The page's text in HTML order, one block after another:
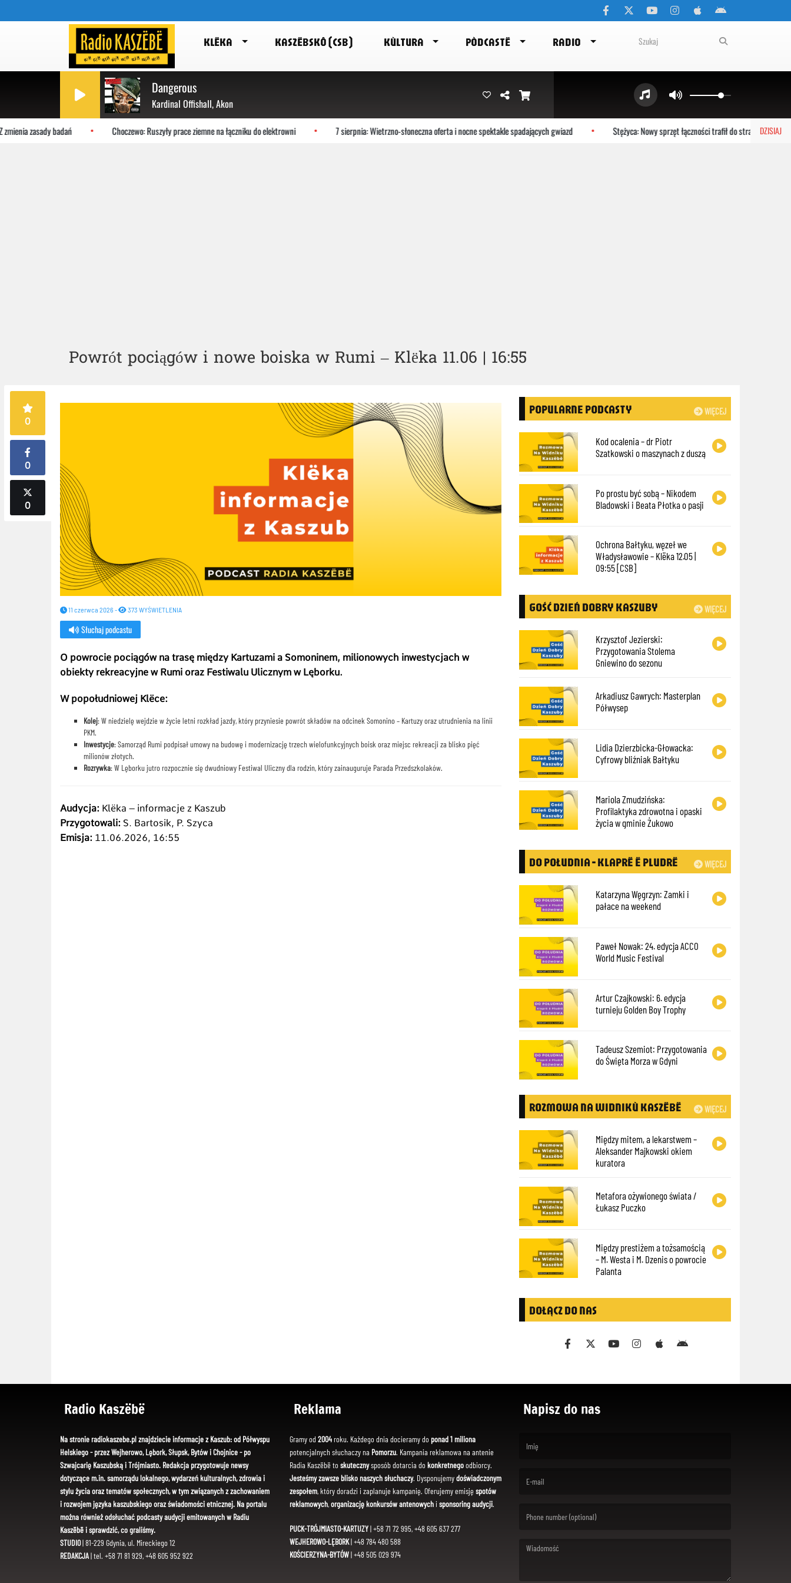
KLËKA KASZËBSKÔ (CSB) KÙLTURA PÒDCASTË RADIO
Dangerous
Kardinal Offishall, Akon
DZISIAJ
zasady badań Choczewo: Ruszyły prace ziemne na łączniku do elektrowni 7 sierpnia: Wietrzno-słoneczna oferta i nocne spektakle spadających gwiazd Stężyca: Nowy sprzęt łączności trafił do strażaków z OSP
Powrót pociągów i nowe boiska w Rumi – Klëka 11.06 | 16:55
0
0
0
11 czerwca 2026 - 373 WYŚWIETLENIA
Słuchaj podcastu
O powrocie pociągów na trasę między Kartuzami a Somoninem, milionowych inwestycjach w
obiekty rekreacyjne w Rumi oraz Festiwalu Ulicznym w Lęborku.
W popołudniowej Klëce:
Kolej: W niedzielę wejdzie w życie letni rozkład jazdy, który przyniesie powrót składów na odcinek Somonino – Kartuzy oraz utrudnienia na linii
PKM.
Inwestycje: Samorząd Rumi podpisał umowy na budowę i modernizację trzech wielofunkcyjnych boisk oraz miejsc rekreacji za blisko pięć
milionów złotych.
Rozrywka: W Lęborku jutro rozpocznie się dwudniowy Festiwal Uliczny dla rodzin, który zainauguruje Parada Przedszkolaków.
Audycja: Klëka – informacje z Kaszub
Przygotowali: S. Bartosik, P. Szyca
Emisja: 11.06.2026, 16:55
WIĘCEJ
POPULARNE PODCASTY
Kod ocalenia – dr Piotr
Szatkowski o maszynach z duszą
Po prostu być sobą – Nikodem
Bladowski i Beata Płotka o pasji
Ochrona Bałtyku, węzeł we
Władysławowie – Klëka 12.05 |
09:55 [CSB]
WIĘCEJ
GOŚĆ DZIEŃ DOBRY KASZUBY
Krzysztof Jezierski:
Przygotowania Stolema
Gniewino do sezonu
Arkadiusz Gawrych: Masterplan
Półwysep
Lidia Dzierzbicka-Głowacka:
Cyfrowy bliźniak Bałtyku
Mariola Zmudzińska:
Profilaktyka zdrowotna i opaski
życia w gminie Żukowo
WIĘCEJ
DO POŁUDNIA - KLAPRË Ë PLUDRË
Katarzyna Węgrzyn: Zamki i
pałace na weekend
Paweł Nowak: 24. edycja ACCO
World Music Festival
Artur Czajkowski: 6. edycja
turnieju Golden Boy Trophy
Tadeusz Szemiot: Przygotowania
do Święta Morza w Gdyni
WIĘCEJ
ROZMOWA NA WIDNIKÙ KASZËBË
Między mitem, a lekarstwem –
Aleksander Majkowski okiem
kuratora
Metafora ożywionego świata /
Łukasz Puczko
Między prestiżem a tożsamością
– M. Westa i M. Dzenis o powrocie
Palanta
DOŁĄCZ DO NAS
Radio Kaszëbë
Na stronie radiokaszebe.pl znajdziecie informacje z Kaszub: od Półwyspu
Helskiego - przez Wejherowo, Lębork, Słupsk, Bytów i Chojnice - po
Szwajcarię Kaszubską i Trójmiasto. Redakcja przygotowuje newsy
dotyczące m.in. samorządu lokalnego, wydarzeń kulturalnych, zdrowia i
stylu życia oraz tematów społecznych, w tym związanych z zachowaniem
i rozwojem języka kaszubskiego oraz świadomości etnicznej. Na portalu
można również odsłuchać podcasty audycji emitowanych w Radiu
Kaszëbë i sprawdzić, co graliśmy.
STUDIO| 81-229 Gdynia, ul. Mireckiego 12
REDAKCJA| tel. +58 71 81 929, +48 605 952 922
Reklama
Gramy od 2004roku. Każdego dnia docieramy do ponad 1 miliona
potencjalnych słuchaczy na Pomorzu. Kampania reklamowa na antenie
Radia Kaszëbë toskutecznysposób dotarcia dokonkretnegoodbiorcy.
Jesteśmy zawsze blisko naszych słuchaczy. Dysponujemydoświadczonym
zespołem, który doradzi i zaplanuje kampanię. Oferujemy emisję spotów
reklamowych,organizację konkursów antenowychi sponsoring audycji.
PUCK-TRÓJMIASTO-KARTUZY| +58 71 72 995, +48 605 637 277
WEJHEROWO-LĘBORK| +48 784 480 588
KOŚCIERZYNA-BYTÓW| +48 505 029 974
Napisz do nas